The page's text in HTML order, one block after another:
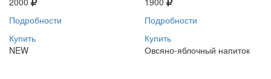
Подробности
Купить
NEW
Подробности
Купить
Овсяно-яблочный напиток